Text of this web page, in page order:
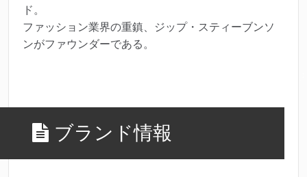
ド。
ファッション業界の重鎮、ジップ・スティーブンソ
ンがファウンダーである。
ブランド情報